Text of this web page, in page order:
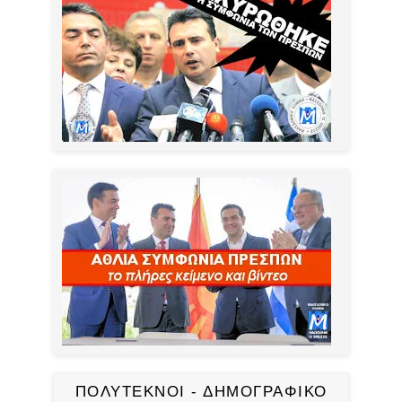
ΠΟΛΥΤΕΚΝΟΙ - ΔΗΜΟΓΡΑΦΙΚΟ